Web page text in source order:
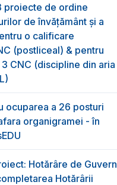
proiecte de ordine
de învățământ și a
o calificare
(postliceal) & pentru
CNC (discipline din aria
ocuparea a 26 posturi
organigramei - în
Hotărâre de Guvern
Hotărârii